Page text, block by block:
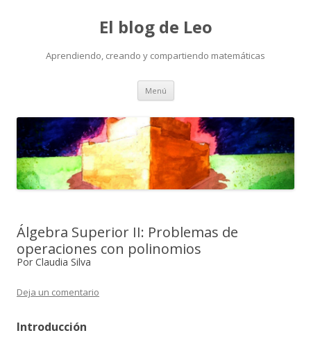
El blog de Leo
Aprendiendo, creando y compartiendo matemáticas
Menú Saltar
contenido
Álgebra Superior II: Problemas de
operaciones con polinomios
Por Claudia Silva
Deja un comentario
Introducción